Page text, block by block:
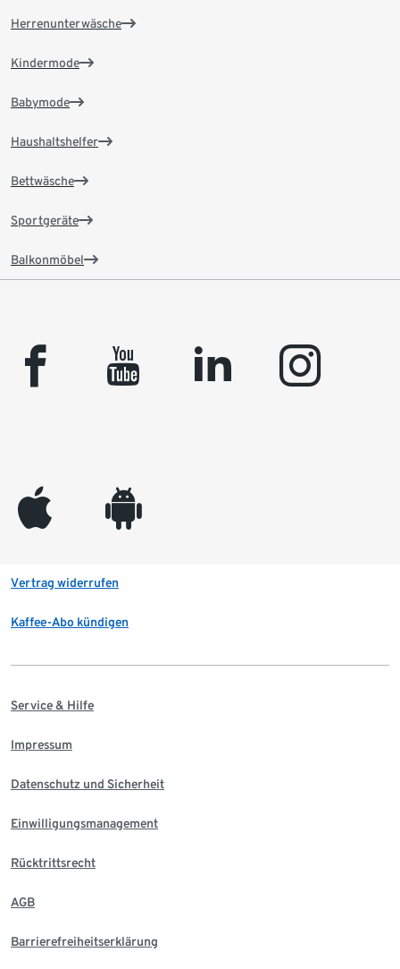
Herrenunterwäsche
Kindermode
Babymode
Haushaltshelfer
Bettwäsche
Sportgeräte
Balkonmöbel
facebook youtube linkedin instagram
appleinc android
Vertrag widerrufen
Kaffee-Abo kündigen
Service & Hilfe
Impressum
Datenschutz und Sicherheit
Einwilligungsmanagement
Rücktrittsrecht
AGB
Barrierefreiheitserklärung